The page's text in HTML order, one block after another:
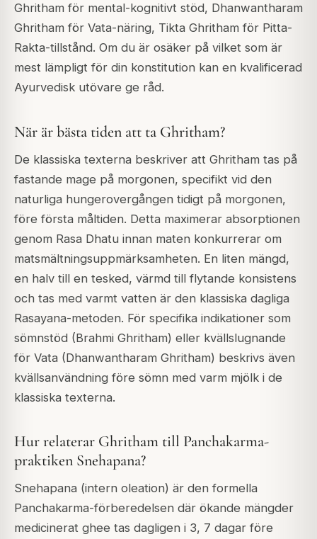
Ghritham för mental-kognitivt stöd, Dhanwantharam
Ghritham för Vata-näring, Tikta Ghritham för Pitta-
Rakta-tillstånd. Om du är osäker på vilket som är
mest lämpligt för din konstitution kan en kvalificerad
Ayurvedisk utövare ge råd.
När är bästa tiden att ta Ghritham?
De klassiska texterna beskriver att Ghritham tas på
fastande mage på morgonen, specifikt vid den
naturliga hungerovergången tidigt på morgonen,
före första måltiden. Detta maximerar absorptionen
genom Rasa Dhatu innan maten konkurrerar om
matsmältningsuppmärksamheten. En liten mängd,
en halv till en tesked, värmd till flytande konsistens
och tas med varmt vatten är den klassiska dagliga
Rasayana-metoden. För specifika indikationer som
sömnstöd (Brahmi Ghritham) eller kvällslugnande
för Vata (Dhanwantharam Ghritham) beskrivs även
kvällsanvändning före sömn med varm mjölk i de
klassiska texterna.
Hur relaterar Ghritham till Panchakarma-
praktiken Snehapana?
Snehapana (intern oleation) är den formella
Panchakarma-förberedelsen där ökande mängder
medicinerat ghee tas dagligen i 3, 7 dagar före